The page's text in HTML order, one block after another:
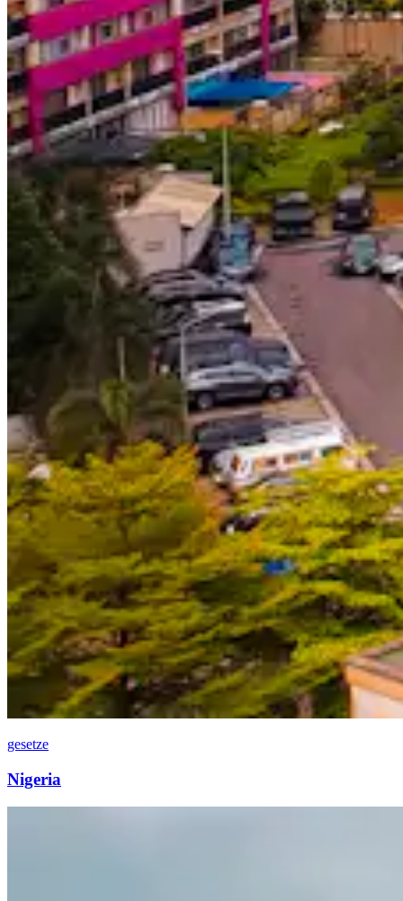
gesetze
Nigeria